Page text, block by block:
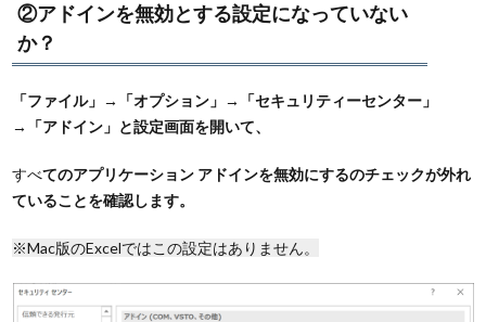
②アドインを無効とする設定になっていない
か？
「ファイル」→「オプション」→「セキュリティーセンター」
→「アドイン」と設定画面を開いて、
すべてのアプリケーション アドインを無効にするのチェックが外れ
ていることを確認します。
※Mac版のExcelではこの設定はありません。